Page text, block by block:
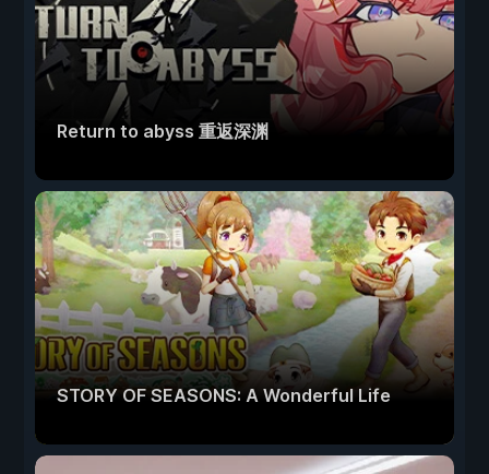
Return to abyss 重返深渊
STORY OF SEASONS: A Wonderful Life